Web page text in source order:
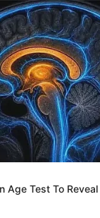
Age Test To